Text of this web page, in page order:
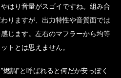
はり音量がスゴイですね。組み合
りますが、出力特性や音質面では
じます。左右のマフラーから均等
トとは思えません。
調”と呼ばれると何だか安っぽく